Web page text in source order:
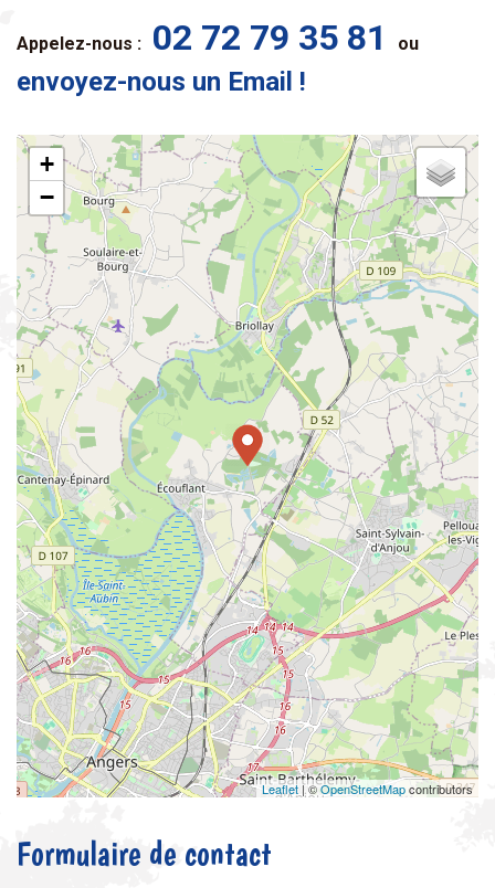
Appelez-nous : 02 72 79 35 81 ou
envoyez-nous un Email !
+
−
Leaflet| ©OpenStreetMapcontributors
Formulaire de contact